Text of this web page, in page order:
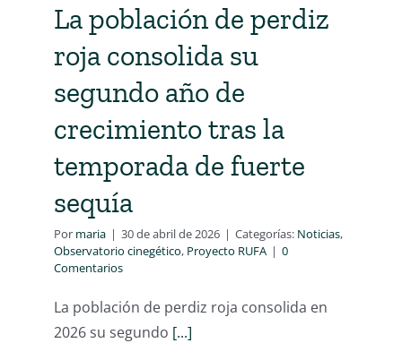
La población de perdiz
roja consolida su
segundo año de
crecimiento tras la
temporada de fuerte
sequía
Por maria | 30 de abril de 2026 | Categorías: Noticias,
Observatorio cinegético, Proyecto RUFA | 0
Comentarios
La población de perdiz roja consolida en
2026 su segundo [...]